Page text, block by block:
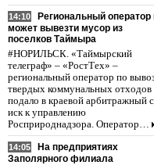
14:10
Региональный оператор
может вывезти мусор из
поселков Таймыра
#НОРИЛЬСК. «Таймырский
телеграф» – «РостТех» –
региональный оператор по
твердых коммунальных отходов
подало в краевой арбитражный
иск к управлению
Росприроднадзора. Оператор…
14:05
На предприятиях
Заполярного филиала